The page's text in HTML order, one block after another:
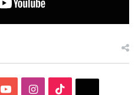
YouTubeInstagram